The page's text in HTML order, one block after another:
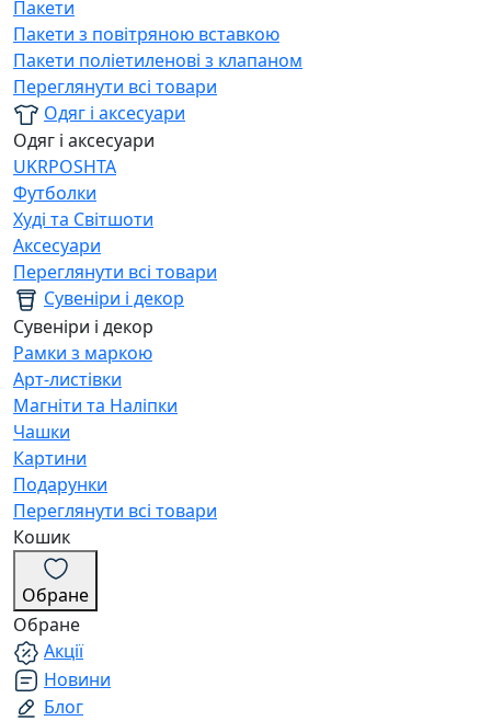
Пакети
Пакети з повітряною вставкою
Пакети поліетиленові з клапаном
Переглянути всі товари
Одяг і аксесуари
Одяг і аксесуари
UKRPOSHTA
Футболки
Худі та Світшоти
Аксесуари
Переглянути всі товари
Сувеніри і декор
Сувеніри і декор
Рамки з маркою
Арт-листівки
Магніти та Наліпки
Чашки
Картини
Подарунки
Переглянути всі товари
Кошик
Обране
Обране
Акції
Новини
Блог